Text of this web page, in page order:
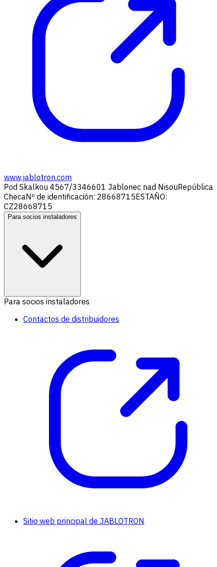
www.jablotron.com
Pod Skalkou 4567/3346601 Jablonec nad NisouRepública
ChecaNº de identificación: 28668715ESTAÑO:
CZ28668715
Para socios instaladores
Para socios instaladores
Contactos de distribuidores
Sitio web principal de JABLOTRON